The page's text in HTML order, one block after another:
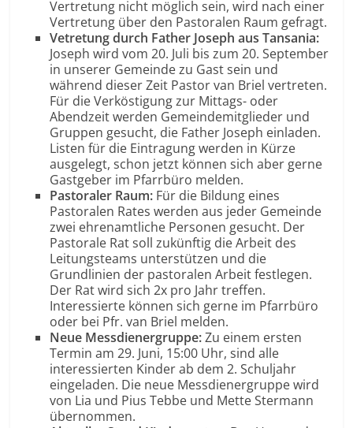
Vertretung nicht möglich sein, wird nach einer
Vertretung über den Pastoralen Raum gefragt.
Vetretung durch Father Joseph aus Tansania:
Joseph wird vom 20. Juli bis zum 20. September
in unserer Gemeinde zu Gast sein und
während dieser Zeit Pastor van Briel vertreten.
Für die Verköstigung zur Mittags- oder
Abendzeit werden Gemeindemitglieder und
Gruppen gesucht, die Father Joseph einladen.
Listen für die Eintragung werden in Kürze
ausgelegt, schon jetzt können sich aber gerne
Gastgeber im Pfarrbüro melden.
Pastoraler Raum: Für die Bildung eines
Pastoralen Rates werden aus jeder Gemeinde
zwei ehrenamtliche Personen gesucht. Der
Pastorale Rat soll zukünftig die Arbeit des
Leitungsteams unterstützen und die
Grundlinien der pastoralen Arbeit festlegen.
Der Rat wird sich 2x pro Jahr treffen.
Interessierte können sich gerne im Pfarrbüro
oder bei Pfr. van Briel melden.
Neue Messdienergruppe:Zu einem ersten
Termin am 29. Juni, 15:00 Uhr, sind alle
interessierten Kinder ab dem 2. Schuljahr
eingeladen. Die neue Messdienergruppe wird
von Lia und Pius Tebbe und Mette Stermann
übernommen.